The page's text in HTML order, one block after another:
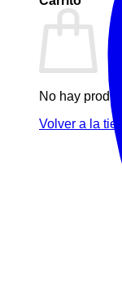
No hay
Volver a la